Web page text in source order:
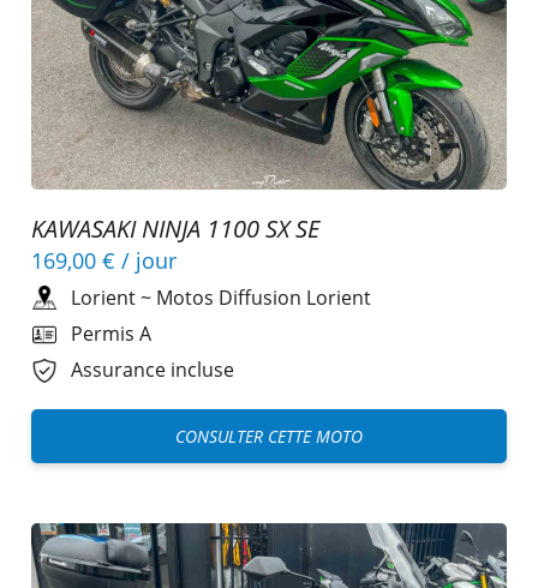
KAWASAKI NINJA 1100 SX SE
169,00 € / jour
Lorient~ Motos Diffusion Lorient
Permis A
Assurance incluse
CONSULTER CETTE MOTO